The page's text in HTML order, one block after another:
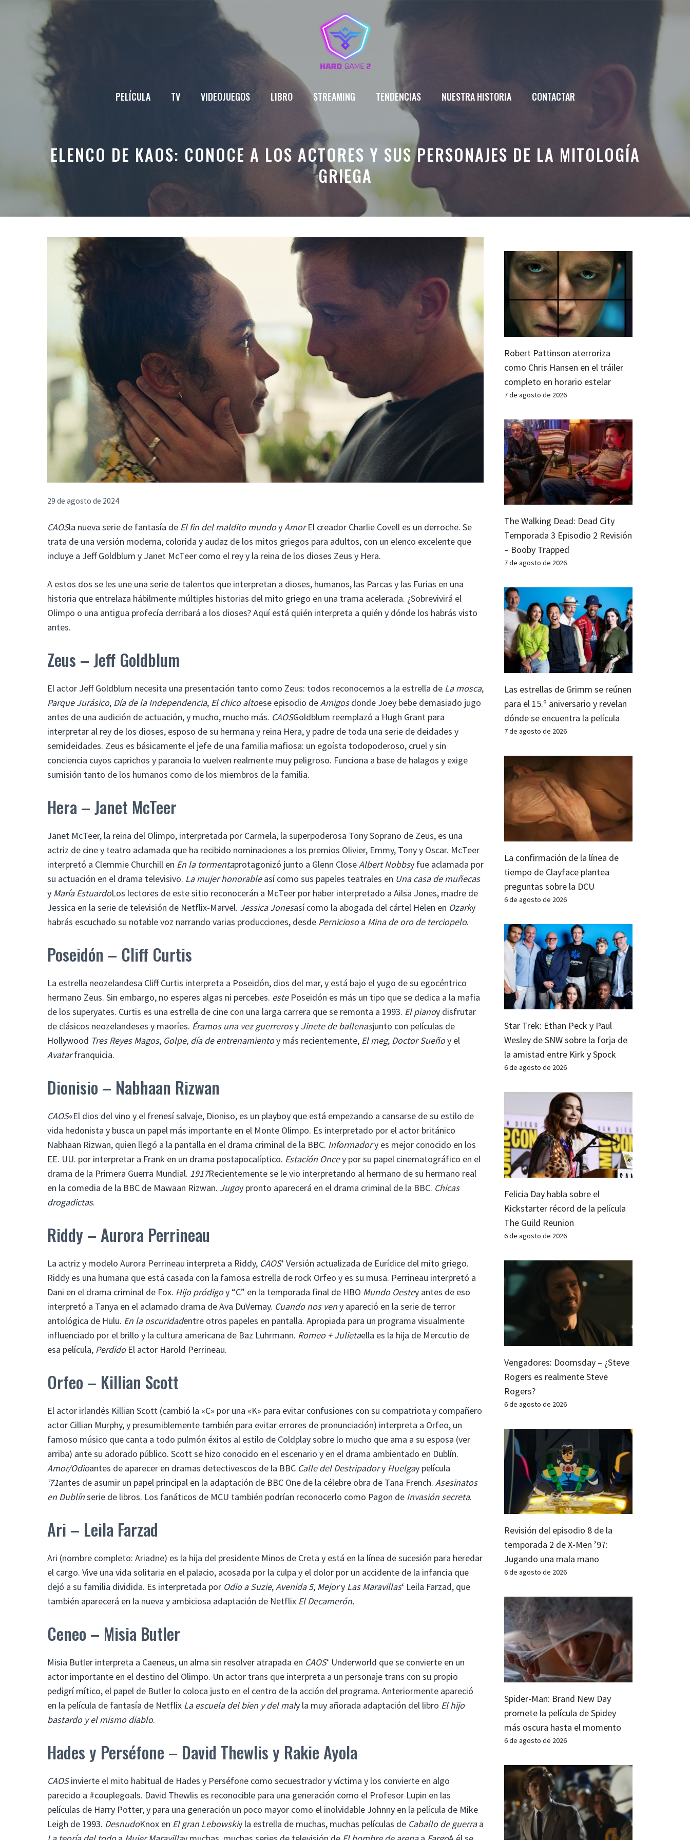
contenido
PELÍCULA TV VIDEOJUEGOS LIBRO STREAMING TENDENCIAS NUESTRA HISTORIA CONTACTAR
ELENCO DE KAOS: CONOCE A LOS ACTORES Y SUS PERSONAJES DE LA MITOLOGÍA
GRIEGA
29 de agosto de 2024
CAOSla nueva serie de fantasía de El fin del maldito mundoyAmorEl creador Charlie Covell es un derroche. Se
trata de una versión moderna, colorida y audaz de los mitos griegos para adultos, con un elenco excelente que
incluye a Jeff Goldblum y Janet McTeer como el rey y la reina de los dioses Zeus y Hera.
A estos dos se les une una serie de talentos que interpretan a dioses, humanos, las Parcas y las Furias en una
historia que entrelaza hábilmente múltiples historias del mito griego en una trama acelerada. ¿Sobrevivirá el
Olimpo o una antigua profecía derribará a los dioses? Aquí está quién interpreta a quién y dónde los habrás visto
antes.
Zeus – Jeff Goldblum
El actor Jeff Goldblum necesita una presentación tanto como Zeus: todos reconocemos a la estrella de La mosca,
Parque Jurásico, Día de la Independencia, El chico altoese episodio deAmigosdonde Joey bebe demasiado jugo
antes de una audición de actuación, y mucho, mucho más. CAOSGoldblum reemplazó a Hugh Grant para
interpretar al rey de los dioses, esposo de su hermana y reina Hera, y padre de toda una serie de deidades y
semideidades. Zeus es básicamente el jefe de una familia mafiosa: un egoísta todopoderoso, cruel y sin
conciencia cuyos caprichos y paranoia lo vuelven realmente muy peligroso. Funciona a base de halagos y exige
sumisión tanto de los humanos como de los miembros de la familia.
Hera – Janet McTeer
Janet McTeer, la reina del Olimpo, interpretada por Carmela, la superpoderosa Tony Soprano de Zeus, es una
actriz de cine y teatro aclamada que ha recibido nominaciones a los premios Olivier, Emmy, Tony y Oscar. McTeer
interpretó a Clemmie Churchill en En la tormentaprotagonizó junto a Glenn CloseAlbert Nobbsy fue aclamada por
su actuación en el drama televisivo. La mujer honorableasí como sus papeles teatrales en Una casa de muñecas
y María EstuardoLos lectores de este sitio reconocerán a McTeer por haber interpretado a Ailsa Jones, madre de
Jessica en la serie de televisión de Netflix-Marvel. Jessica Jonesasí como la abogada del cártel Helen en Ozarky
habrás escuchado su notable voz narrando varias producciones, desde Perniciosoa Mina de oro de terciopelo.
Poseidón – Cliff Curtis
La estrella neozelandesa Cliff Curtis interpreta a Poseidón, dios del mar, y está bajo el yugo de su egocéntrico
hermano Zeus. Sin embargo, no esperes algas ni percebes. estePoseidón es más un tipo que se dedica a la mafia
de los superyates. Curtis es una estrella de cine con una larga carrera que se remonta a 1993. El pianoy disfrutar
de clásicos neozelandeses y maoríes. Éramos una vez guerrerosy Jinete de ballenasjunto con películas de
Hollywood Tres Reyes Magos, Golpe, día de entrenamientoy más recientemente, El meg, Doctor Sueñoy el
Avatarfranquicia.
Dionisio – Nabhaan Rizwan
CAOS«El dios del vino y el frenesí salvaje, Dioniso, es un playboy que está empezando a cansarse de su estilo de
vida hedonista y busca un papel más importante en el Monte Olimpo. Es interpretado por el actor británico
Nabhaan Rizwan, quien llegó a la pantalla en el drama criminal de la BBC. Informadory es mejor conocido en los
EE. UU. por interpretar a Frank en un drama postapocalíptico. Estación Oncey por su papel cinematográfico en el
drama de la Primera Guerra Mundial. 1917Recientemente se le vio interpretando al hermano de su hermano real
en la comedia de la BBC de Mawaan Rizwan. Jugoy pronto aparecerá en el drama criminal de la BBC. Chicas
drogadictas.
Riddy – Aurora Perrineau
La actriz y modelo Aurora Perrineau interpreta a Riddy, CAOS‘ Versión actualizada de Eurídice del mito griego.
Riddy es una humana que está casada con la famosa estrella de rock Orfeo y es su musa. Perrineau interpretó a
Dani en el drama criminal de Fox. Hijo pródigoy “C” en la temporada final de HBO Mundo Oestey antes de eso
interpretó a Tanya en el aclamado drama de Ava DuVernay. Cuando nos veny apareció en la serie de terror
antológica de Hulu. En la oscuridadentre otros papeles en pantalla. Apropiada para un programa visualmente
influenciado por el brillo y la cultura americana de Baz Luhrmann. Romeo + Julietaella es la hija de Mercutio de
esa película, PerdidoEl actor Harold Perrineau.
Orfeo – Killian Scott
El actor irlandés Killian Scott (cambió la «C» por una «K» para evitar confusiones con su compatriota y compañero
actor Cillian Murphy, y presumiblemente también para evitar errores de pronunciación) interpreta a Orfeo, un
famoso músico que canta a todo pulmón éxitos al estilo de Coldplay sobre lo mucho que ama a su esposa (ver
arriba) ante su adorado público. Scott se hizo conocido en el escenario y en el drama ambientado en Dublín.
Amor/Odioantes de aparecer en dramas detectivescos de la BBC Calle del Destripadory Huelgay película
’71antes de asumir un papel principal en la adaptación de BBC One de la célebre obra de Tana French. Asesinatos
en Dublínserie de libros. Los fanáticos de MCU también podrían reconocerlo como Pagon de Invasión secreta.
Ari – Leila Farzad
Ari (nombre completo: Ariadne) es la hija del presidente Minos de Creta y está en la línea de sucesión para heredar
el cargo. Vive una vida solitaria en el palacio, acosada por la culpa y el dolor por un accidente de la infancia que
dejó a su familia dividida. Es interpretada por Odio a Suzie,Avenida 5, Mejory Las Maravillas‘ Leila Farzad, que
también aparecerá en la nueva y ambiciosa adaptación de Netflix El Decamerón.
Ceneo – Misia Butler
Misia Butler interpreta a Caeneus, un alma sin resolver atrapada en CAOS‘ Underworld que se convierte en un
actor importante en el destino del Olimpo. Un actor trans que interpreta a un personaje trans con su propio
pedigrí mítico, el papel de Butler lo coloca justo en el centro de la acción del programa. Anteriormente apareció
en la película de fantasía de Netflix La escuela del bien y del maly la muy añorada adaptación del libro El hijo
bastardo y el mismo diablo.
Hades y Perséfone – David Thewlis y Rakie Ayola
CAOSinvierte el mito habitual de Hades y Perséfone como secuestrador y víctima y los convierte en algo
parecido a #couplegoals. David Thewlis es reconocible para una generación como el Profesor Lupin en las
películas de Harry Potter, y para una generación un poco mayor como el inolvidable Johnny en la película de Mike
Leigh de 1993. DesnudoKnox en El gran Lebowskiy la estrella de muchas, muchas películas de Caballo de guerraa
Robert Pattinson aterroriza
como Chris Hansen en el tráiler
completo en horario estelar
7 de agosto de 2026
The Walking Dead: Dead City
Temporada 3 Episodio 2 Revisión
– Booby Trapped
7 de agosto de 2026
Las estrellas de Grimm se reúnen
para el 15.º aniversario y revelan
dónde se encuentra la película
7 de agosto de 2026
La confirmación de la línea de
tiempo de Clayface plantea
preguntas sobre la DCU
6 de agosto de 2026
Star Trek: Ethan Peck y Paul
Wesley de SNW sobre la forja de
la amistad entre Kirk y Spock
6 de agosto de 2026
Felicia Day habla sobre el
Kickstarter récord de la película
The Guild Reunion
6 de agosto de 2026
Vengadores: Doomsday – ¿Steve
Rogers es realmente Steve
Rogers?
6 de agosto de 2026
Revisión del episodio 8 de la
temporada 2 de X-Men ’97:
Jugando una mala mano
6 de agosto de 2026
Spider-Man: Brand New Day
promete la película de Spidey
más oscura hasta el momento
6 de agosto de 2026